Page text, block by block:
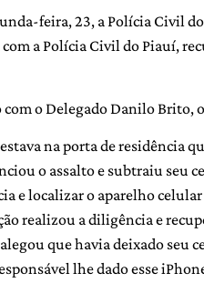
feira, 23, a Polícia Civil
a Polícia Civil do Piauí,
com o Delegado Danilo Brito,
na porta de residência
o assalto e subtraiu seu
e localizar o aparelho
realizou a diligência e
que havia deixado seu
lhe dado esse